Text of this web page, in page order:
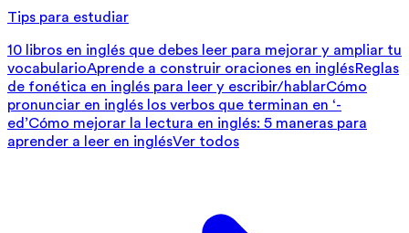
Tips para estudiar
10 libros en inglés que debes leer para mejorar y ampliar tu
vocabularioAprende a construir oraciones en inglésReglas
de fonética en inglés para leer y escribir/hablarCómo
pronunciar en inglés los verbos que terminan en ‘-
ed’Cómo mejorar la lectura en inglés: 5 maneras para
aprender a leer en inglésVer todos